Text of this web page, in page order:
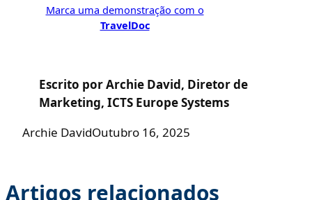
Marca uma demonstração com o
TravelDoc
Escrito por Archie David, Diretor de
Marketing, ICTS Europe Systems
Archie DavidOutubro 16, 2025
Artigos relacionados